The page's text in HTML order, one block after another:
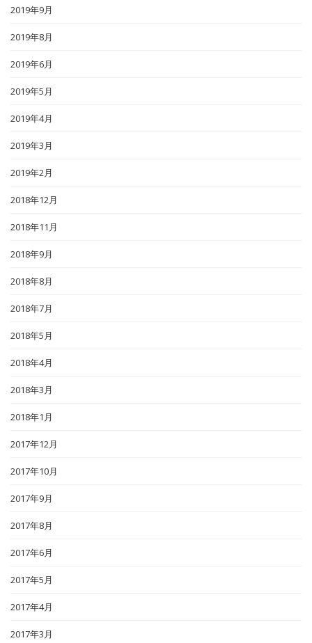
2019年9月
2019年8月
2019年6月
2019年5月
2019年4月
2019年3月
2019年2月
2018年12月
2018年11月
2018年9月
2018年8月
2018年7月
2018年5月
2018年4月
2018年3月
2018年1月
2017年12月
2017年10月
2017年9月
2017年8月
2017年6月
2017年5月
2017年4月
2017年3月